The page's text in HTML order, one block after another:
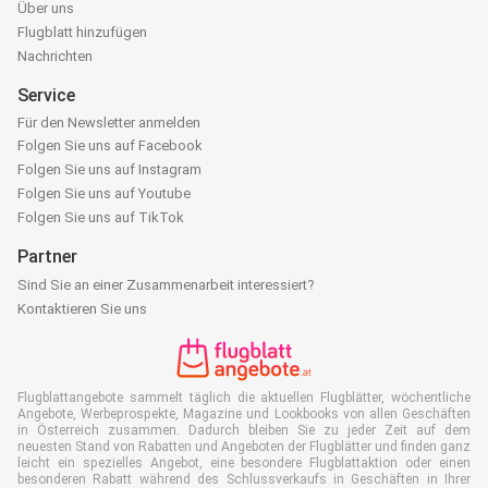
Über uns
Flugblatt hinzufügen
Nachrichten
Service
Für den Newsletter anmelden
Folgen Sie uns auf Facebook
Folgen Sie uns auf Instagram
Folgen Sie uns auf Youtube
Folgen Sie uns auf TikTok
Partner
Sind Sie an einer Zusammenarbeit interessiert?
Kontaktieren Sie uns
Flugblattangebote sammelt täglich die aktuellen Flugblätter, wöchentliche
Angebote, Werbeprospekte, Magazine und Lookbooks von allen Geschäften
in Österreich zusammen. Dadurch bleiben Sie zu jeder Zeit auf dem
neuesten Stand von Rabatten und Angeboten der Flugblätter und finden ganz
leicht ein spezielles Angebot, eine besondere Flugblattaktion oder einen
besonderen Rabatt während des Schlussverkaufs in Geschäften in Ihrer